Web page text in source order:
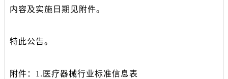
内容及实施日期见附件。
特此公告。
附件：1.医疗器械行业标准信息表